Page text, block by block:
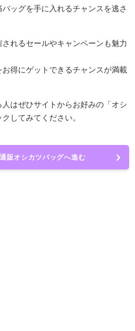
ッグを手に入れるチャンスを逃さ
れるセールやキャンペーンも魅力
得にゲットできるチャンスが満載
はぜひサイトからお好みの「オシ
してみてください。
販オシカツバッグへ進む